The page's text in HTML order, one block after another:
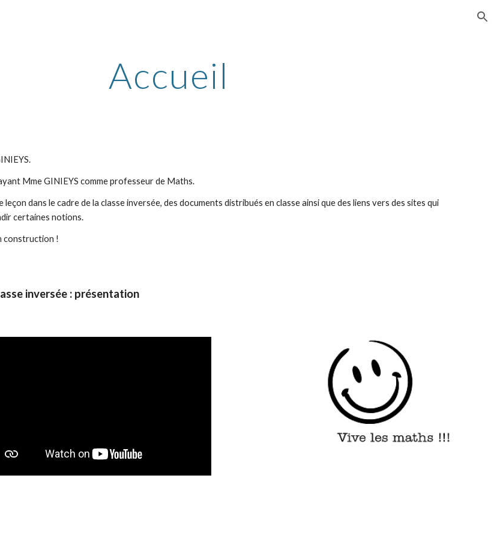
Accueil
Mme GINIEYS comme professeur de Maths.
dans le cadre de la classe inversée, des documents distribués en classe ainsi que des liens vers des sites qui
certaines notions.
construction !
inversée : présentation